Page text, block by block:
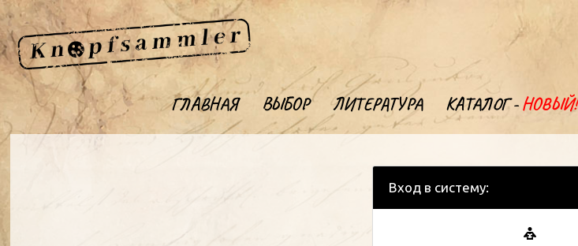
ГЛАВНАЯ ВЫБОР ЛИТЕРАТУРА КАТАЛОГ -НОВЫЙ!
Вход в систему: